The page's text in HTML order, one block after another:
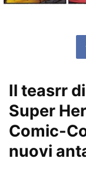
Il teasrr
Super
Comic-
nuovi